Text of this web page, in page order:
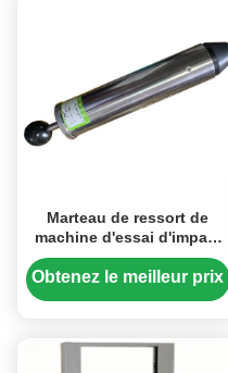
Marteau de ressort de
machine d'essai d'impact
avec 6 réglables de
l'énergie de niveau
Obtenez le meilleur prix